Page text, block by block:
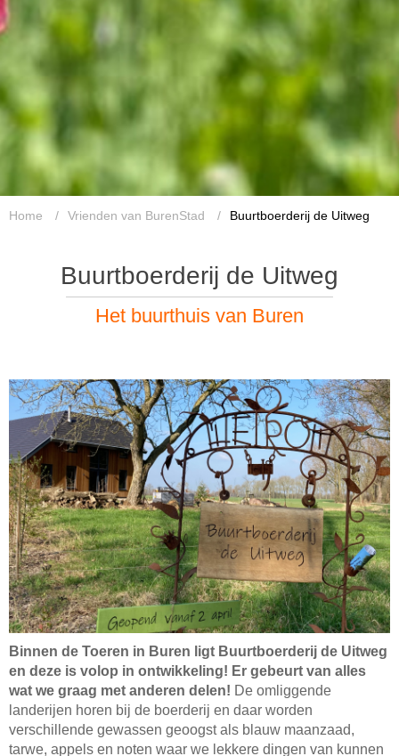
Home / Vrienden van BurenStad / Buurtboerderij de Uitweg
Buurtboerderij de Uitweg
Het buurthuis van Buren
Binnen de Toeren in Buren ligt Buurtboerderij de Uitweg
en deze is volop in ontwikkeling! Er gebeurt van alles
wat we graag met anderen delen! De omliggende
landerijen horen bij de boerderij en daar worden
verschillende gewassen geoogst als blauw maanzaad,
tarwe, appels en noten waar we lekkere dingen van kunnen